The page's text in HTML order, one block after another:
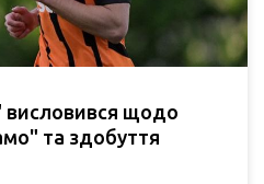
висловився щодо
та здобуття